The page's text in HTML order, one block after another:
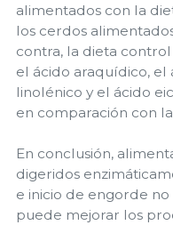
alimentados con la
los cerdos
contra, la dieta
el ácido araquídico, el
linolénico y el ácido
en comparación con
En conclusión,
digeridos
e inicio de engorde
puede mejorar los